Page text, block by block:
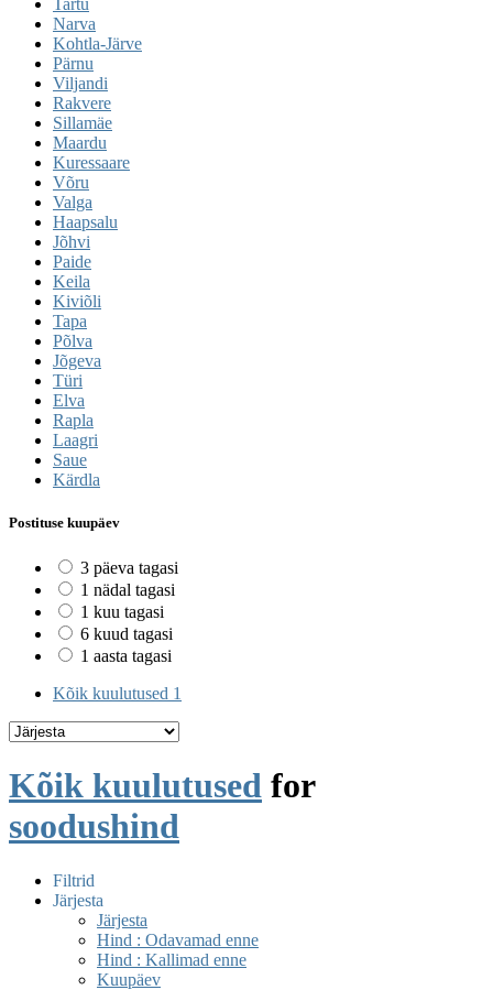
Narva
Kohtla-Järve
Pärnu
Viljandi
Rakvere
Sillamäe
Maardu
Kuressaare
Võru
Valga
Haapsalu
Jõhvi
Paide
Keila
Kiviõli
Tapa
Põlva
Jõgeva
Türi
Elva
Rapla
Laagri
Saue
Kärdla
Postituse kuupäev
3 päeva tagasi
1 nädal tagasi
1 kuu tagasi
6 kuud tagasi
1 aasta tagasi
Kõik kuulutused 1
Kõik kuulutused for
soodushind
Filtrid
Järjesta
Järjesta
Hind : Odavamad enne
Hind : Kallimad enne
Kuupäev